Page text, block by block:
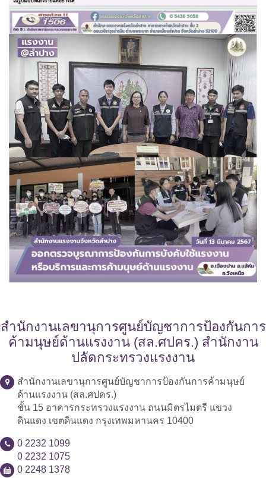
สำนักงานเลขานุการศูนย์บัญชาการป้องกันการ
ค้ามนุษย์ด้านแรงงาน (สล.ศปคร.) สำนักงาน
ปลัดกระทรวงแรงงาน
สำนักงานเลขานุการศูนย์บัญชาการป้องกันการค้ามนุษย์
ด้านแรงงาน (สล.ศปคร.)
ชั้น 15 อาคารกระทรวงแรงงาน ถนนมิตรไมตรี แขวง
ดินแดง เขตดินแดง กรุงเทพมหานคร 10400
0 2232 1099
0 2232 1075
0 2248 1378